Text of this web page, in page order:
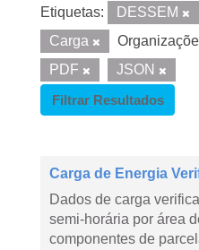
Etiquetas: DESSEM
Carga
PDF
JSON
Filtrar Resultados
Carga de Energia
Dados de carga
semi-horária por área
componentes de